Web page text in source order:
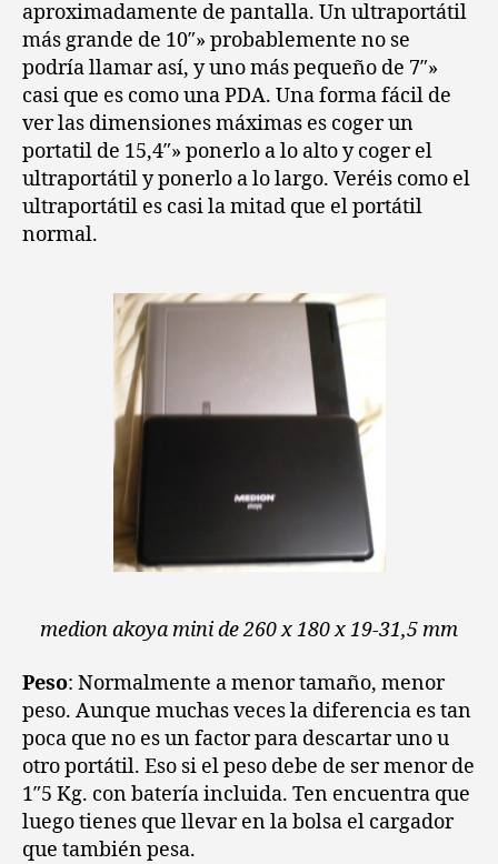
aproximadamente de pantalla. Un ultraportátil
más grande de 10″» probablemente no se
podría llamar así, y uno más pequeño de 7″»
casi que es como una PDA. Una forma fácil de
ver las dimensiones máximas es coger un
portatil de 15,4″» ponerlo a lo alto y coger el
ultraportátil y ponerlo a lo largo. Veréis como el
ultraportátil es casi la mitad que el portátil
normal.
medion akoya mini de 260 x 180 x 19-31,5 mm
Peso: Normalmente a menor tamaño, menor
peso. Aunque muchas veces la diferencia es tan
poca que no es un factor para descartar uno u
otro portátil. Eso si el peso debe de ser menor de
1″5 Kg. con batería incluida. Ten encuentra que
luego tienes que llevar en la bolsa el cargador
que también pesa.